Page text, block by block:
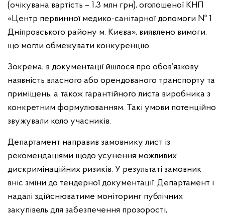
(очікувана вартість – 1,3 млн грн), оголошеної КНП
«Центр первинної медико-санітарної допомоги № 1
Дніпровського району м. Києва», виявлено вимоги,
що могли обмежувати конкуренцію.
Зокрема, в документації йшлося про обов’язкову
наявність власного або орендованого транспорту та
приміщень, а також гарантійного листа виробника з
конкретним формулюванням. Такі умови потенційно
звужували коло учасників.
Департамент направив замовнику лист із
рекомендаціями щодо усунення можливих
дискримінаційних ризиків. У результаті замовник
вніс зміни до тендерної документації. Департамент і
надалі здійснюватиме моніторинг публічних
закупівель для забезпечення прозорості,